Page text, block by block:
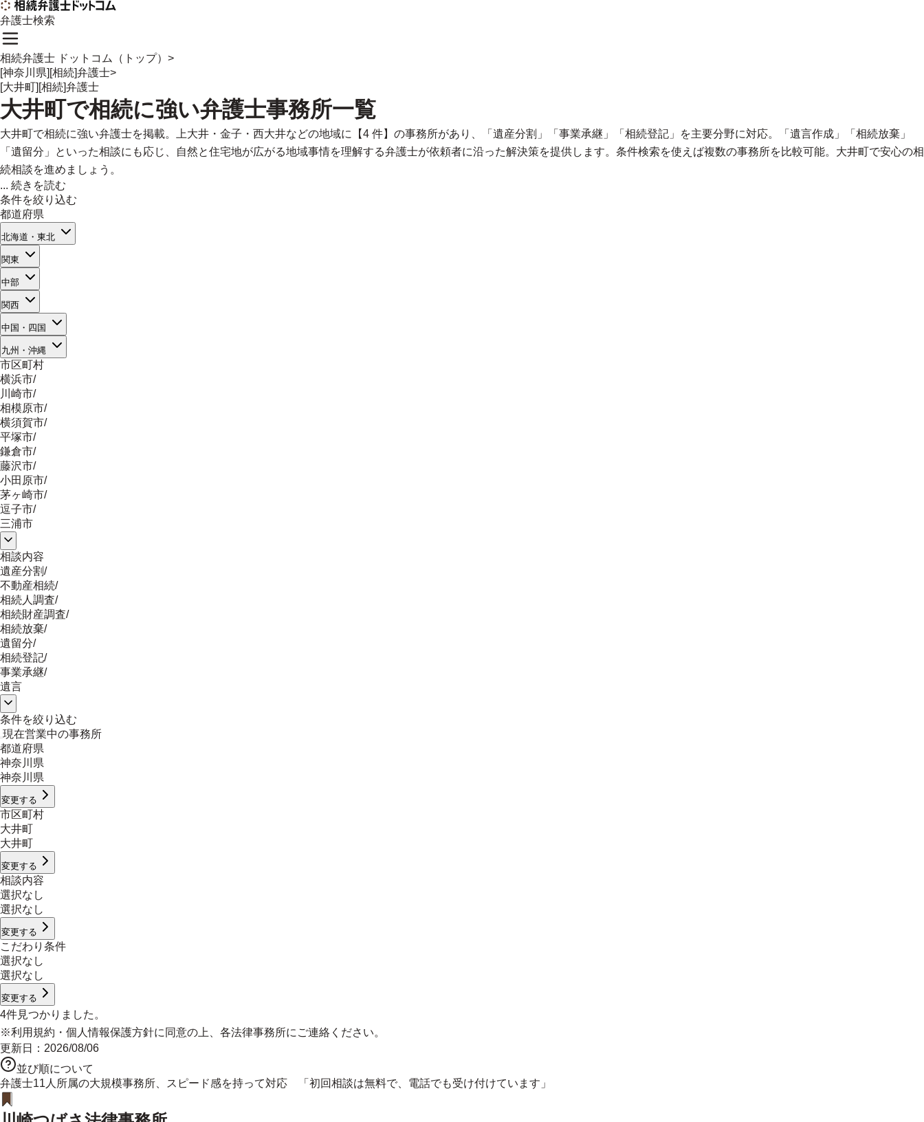
弁護士検索
相続弁護士 ドットコム（トップ） >
[神奈川県][相続]弁護士>
[大井町][相続]弁護士
大井町で相続に強い弁護士事務所一覧
大井町で相続に強い弁護士を掲載。上大井・金子・西大井などの地域に【4 件】の事務所があり、「遺産分割」「事業承継」「相続登記」を主要分野に対応。「遺言作成」「相続放棄」
「遺留分」といった相談にも応じ、自然と住宅地が広がる地域事情を理解する弁護士が依頼者に沿った解決策を提供します。条件検索を使えば複数の事務所を比較可能。大井町で安心の相
続相談を進めましょう。
... 続きを読む
条件を絞り込む
都道府県
北海道・東北
関東
中部
関西
中国・四国
九州・沖縄
市区町村
横浜市/
川崎市/
相模原市/
横須賀市/
平塚市/
鎌倉市/
藤沢市/
小田原市/
茅ヶ崎市/
逗子市/
三浦市
相談内容
遺産分割/
不動産相続/
相続人調査/
相続財産調査/
相続放棄/
遺留分/
相続登記/
事業承継/
遺言
条件を絞り込む
現在営業中の事務所
都道府県
神奈川県
神奈川県
変更する
市区町村
大井町
大井町
変更する
相談内容
選択なし
選択なし
変更する
こだわり条件
選択なし
選択なし
変更する
4件見つかりました。
※利用規約 ・ 個人情報保護方針に同意の上、各法律事務所にご連絡ください。
更新日： 2026/08/06
並び順について
弁護士11人所属の大規模事務所、スピード感を持って対応 「初回相談は無料で、電話でも受け付けています」